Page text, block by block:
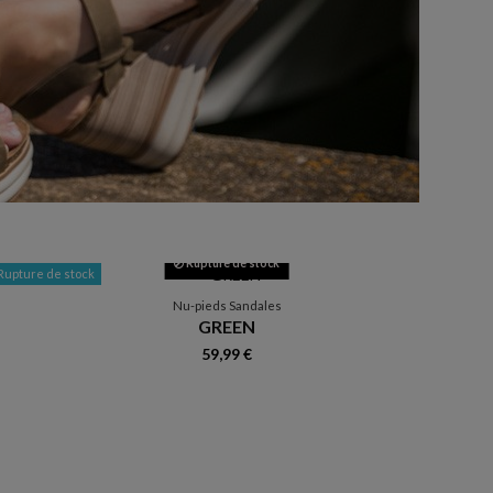
de stock
Rupture de stock
Nu-pieds Sandales
GREEN
59,99 €